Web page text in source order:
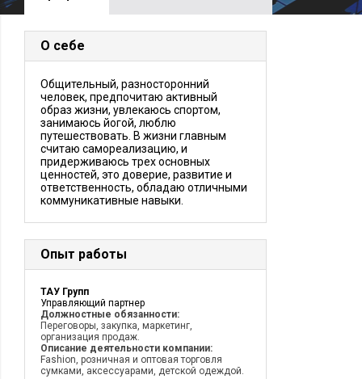
О себе
Общительный, разносторонний
человек, предпочитаю активный
образ жизни, увлекаюсь спортом,
занимаюсь йогой, люблю
путешествовать. В жизни главным
считаю самореализацию, и
придерживаюсь трех основных
ценностей, это доверие, развитие и
ответственность, обладаю отличными
коммуникативные навыки.
Опыт работы
ТАУ Групп
Управляющий партнер
Должностные обязанности:
Переговоры, закупка, маркетинг,
организация продаж.
Описание деятельности компании:
Fashion, розничная и оптовая торговля
сумками, аксессуарами, детской одеждой.